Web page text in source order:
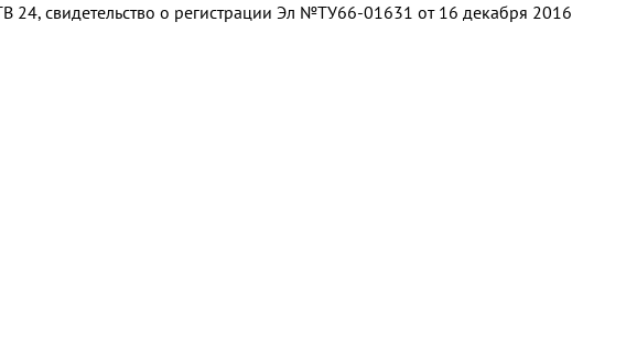
24, свидетельство о регистрации Эл №ТУ66-01631 от 16 декабря 2016